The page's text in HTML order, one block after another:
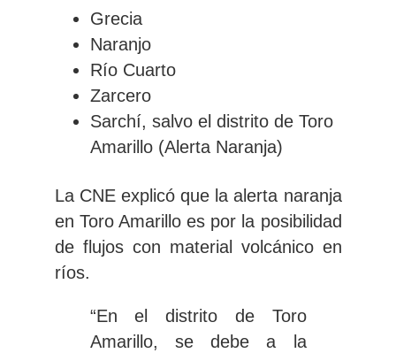
Grecia
Naranjo
Río Cuarto
Zarcero
Sarchí, salvo el distrito de Toro
Amarillo (Alerta Naranja)
La CNE explicó que la alerta naranja
en Toro Amarillo es por la posibilidad
de flujos con material volcánico en
ríos.
“En el distrito de Toro
Amarillo, se debe a la